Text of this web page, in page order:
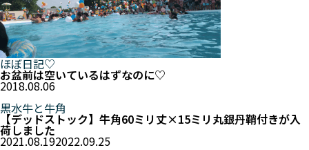
ほぼ日記♡
お盆前は空いているはずなのに♡
2018.08.06
黒水牛と牛角
【デッドストック】牛角60ミリ丈×15ミリ丸銀丹鞘付きが入
荷しました
2021.08.192022.09.25